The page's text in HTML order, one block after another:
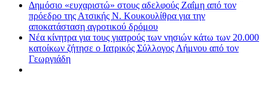
Δημόσιο «ευχαριστώ» στους αδελφούς Ζαΐμη από τον
πρόεδρο της Ατσικής Ν. Κουκουλίθρα για την
αποκατάσταση αγροτικού δρόμου
Νέα κίνητρα για τους γιατρούς των νησιών κάτω των 20.000
κατοίκων ζήτησε ο Ιατρικός Σύλλογος Λήμνου από τον
Γεωργιάδη